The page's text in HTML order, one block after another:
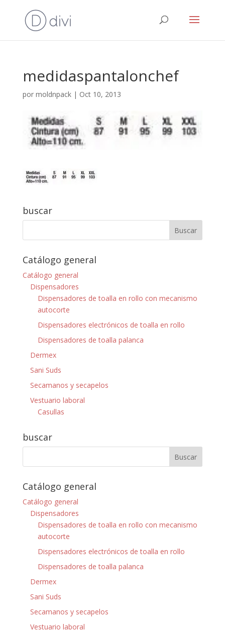
medidaspantalonchef
por moldnpack| Oct 10, 2013
buscar
Catálogo general
Catálogo general
Dispensadores
Dispensadores de toalla en rollo con mecanismo
autocorte
Dispensadores electrónicos de toalla en rollo
Dispensadores de toalla palanca
Dermex
Sani Suds
Secamanos y secapelos
Vestuario laboral
Casullas
buscar
Catálogo general
Catálogo general
Dispensadores
Dispensadores de toalla en rollo con mecanismo
autocorte
Dispensadores electrónicos de toalla en rollo
Dispensadores de toalla palanca
Dermex
Sani Suds
Secamanos y secapelos
Vestuario laboral